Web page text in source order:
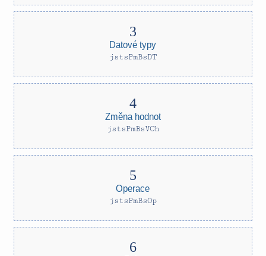
Datové typy
jstsPmBsDT
Změna hodnot
jstsPmBsVCh
Operace
jstsPmBsOp